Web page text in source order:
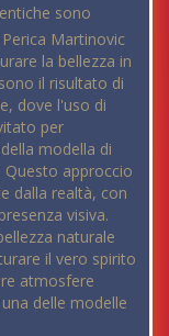
sono
Martinovic
la bellezza in
il risultato di
dove l'uso di
per
modella di
approccio
dalla realtà, con
visiva.
naturale
il vero spirito
atmosfere
delle modelle